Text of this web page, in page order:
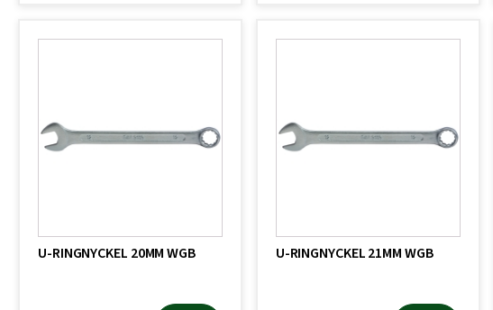
U-RINGNYCKEL 20MM WGB U-RINGNYCKEL 21MM WGB